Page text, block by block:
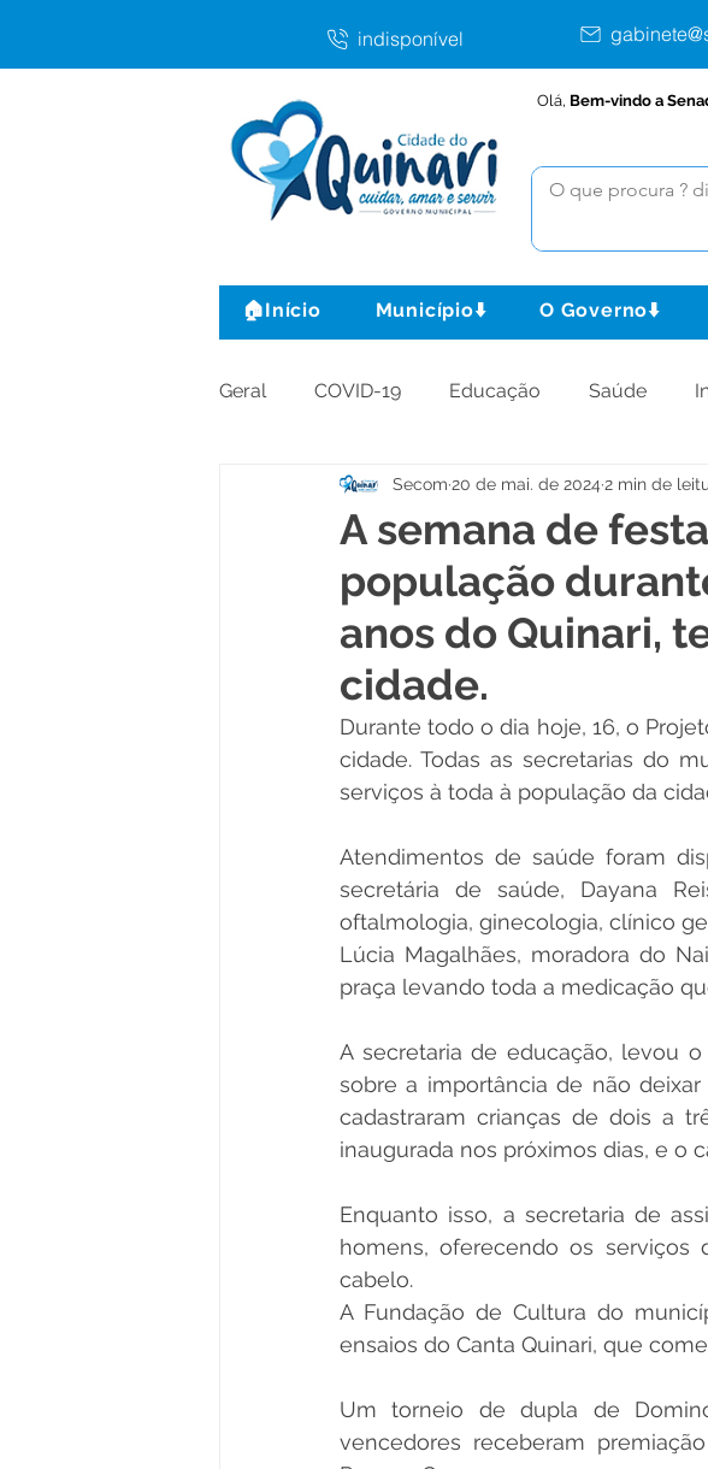
indisponível
Olá, Bem-vindo a
🏠Início Município⬇️ O Governo⬇️
Geral COVID-19 Educação Saúde
Agricultura e Produção Comunidade
Políticas Públicas Cultura Desporto e Lazer
Vacinômetro
Licitações Esportes Procuradoria
Saúde e Educação Saúde e Obras
A semana de
população
anos do Quinari,
cidade.
Secom 20 de mai. de 2024 2 min de
Durante todo o dia hoje, 16, o
cidade. Todas as secretarias do
serviços à toda à população da
Atendimentos de saúde foram
secretária de saúde, Dayana
oftalmologia, ginecologia, clínico
Lúcia Magalhães, moradora do
praça levando toda a medicação
A secretaria de educação, levou
sobre a importância de não
cadastraram crianças de dois a
inaugurada nos próximos dias, e o
Enquanto isso, a secretaria de
homens, oferecendo os
cabelo.
A Fundação de Cultura do
ensaios do Canta Quinari, que
Um torneio de dupla de
vencedores receberam